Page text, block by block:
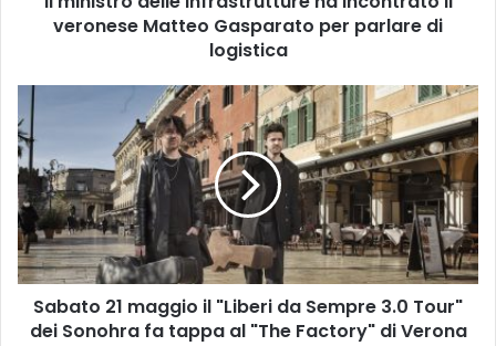
logistica
veronese Matteo Gasparato per parlare di
logistica
Sabato
21
maggio
il
"Liberi
da
Sempre
3.0
Tour"
dei
Sonohra
Sabato 21 maggio il "Liberi da Sempre 3.0 Tour"
dei Sonohra fa tappa al "The Factory" di Verona